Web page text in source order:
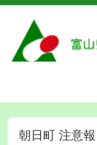
朝日町 注意報